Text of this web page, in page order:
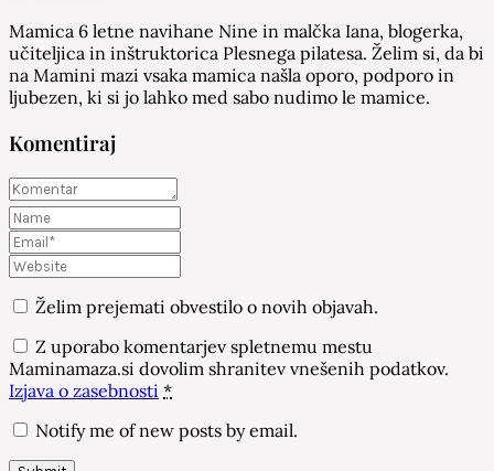
Mamica 6 letne navihane Nine in malčka Iana, blogerka,
učiteljica in inštruktorica Plesnega pilatesa. Želim si, da bi
na Mamini mazi vsaka mamica našla oporo, podporo in
ljubezen, ki si jo lahko med sabo nudimo le mamice.
Komentiraj
Želim prejemati obvestilo o novih objavah.
Z uporabo komentarjev spletnemu mestu
Maminamaza.si dovolim shranitev vnešenih podatkov.
Izjava o zasebnosti *
Notify me of new posts by email.